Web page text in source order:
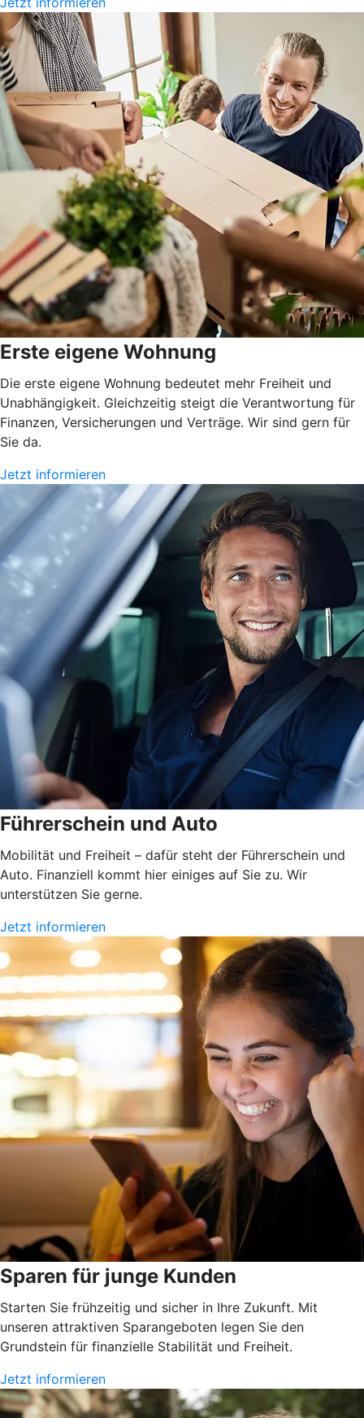
Erste eigene Wohnung
Die erste eigene Wohnung bedeutet mehr Freiheit und
Unabhängigkeit. Gleichzeitig steigt die Verantwortung für
Finanzen, Versicherungen und Verträge. Wir sind gern für
Sie da.
Jetzt informieren
Führerschein und Auto
Mobilität und Freiheit – dafür steht der Führerschein und
Auto. Finanziell kommt hier einiges auf Sie zu. Wir
unterstützen Sie gerne.
Jetzt informieren
Sparen für junge Kunden
Starten Sie frühzeitig und sicher in Ihre Zukunft. Mit
unseren attraktiven Sparangeboten legen Sie den
Grundstein für finanzielle Stabilität und Freiheit.
Jetzt informieren